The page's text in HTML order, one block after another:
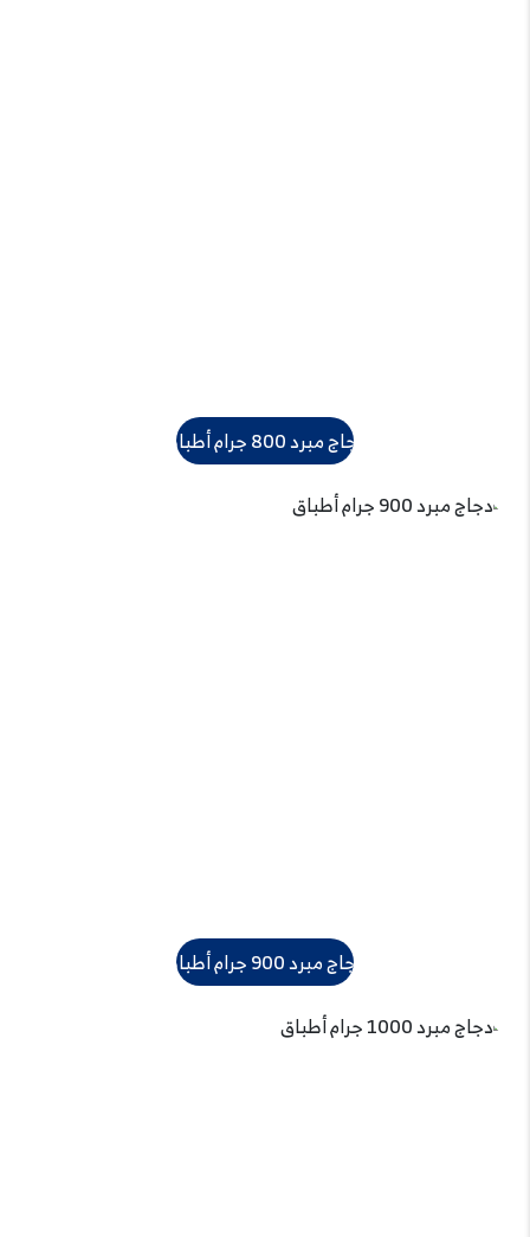
دجاج مبرد 800 جرام أطباق
دجاج مبرد 900 جرام أطباق